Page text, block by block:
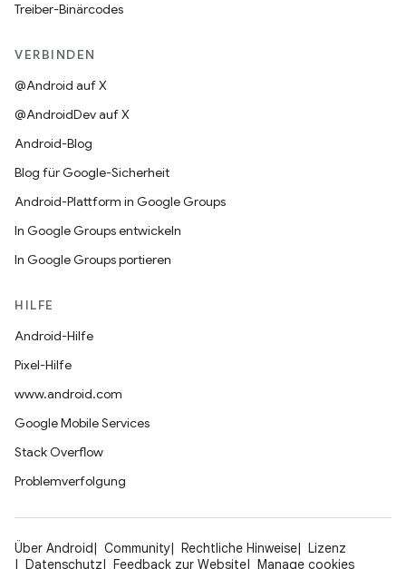
Treiber-Binärcodes
VERBINDEN
@Android auf X
@AndroidDev auf X
Android-Blog
Blog für Google-Sicherheit
Android-Plattform in Google Groups
In Google Groups entwickeln
In Google Groups portieren
HILFE
Android-Hilfe
Pixel-Hilfe
www.android.com
Google Mobile Services
Stack Overflow
Problemverfolgung
Über Android Community Rechtliche Hinweise
Lizenz
Datenschutz
Feedback zur Website Manage cookies